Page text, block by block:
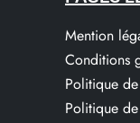
Mention
Conditions
Politique
Politique